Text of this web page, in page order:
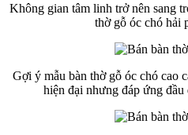
Không gian tâm linh trở nên sang
thờ gỗ óc chó hải
Gợi ý mẫu bàn thờ gỗ óc chó cao
hiện đại nhưng đáp ứng đầu